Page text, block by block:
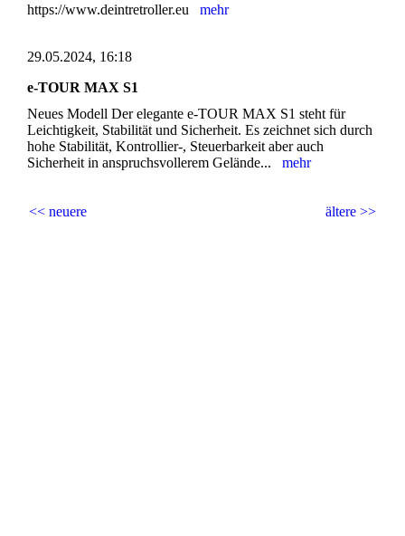
https://www.deintretroller.eu mehr
29.05.2024, 16:18
e-TOUR MAX S1
Neues Modell Der elegante e-TOUR MAX S1 steht für
Leichtigkeit, Stabilität und Sicherheit. Es zeichnet sich durch
hohe Stabilität, Kontrollier-, Steuerbarkeit aber auch
Sicherheit in anspruchsvollerem Gelände... mehr
<< neuere ältere >>